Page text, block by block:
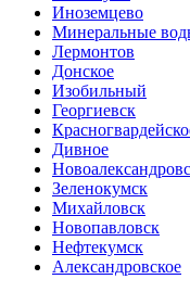
Иноземцево
Минеральные
Лермонтов
Донское
Изобильный
Георгиевск
Дивное
Зеленокумск
Михайловск
Новопавловск
Нефтекумск
Александровское